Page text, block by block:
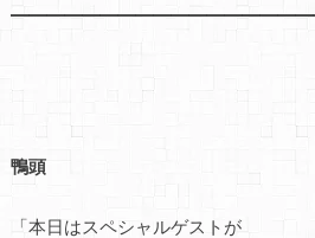
鴨頭
「本日はスペシャルゲストが